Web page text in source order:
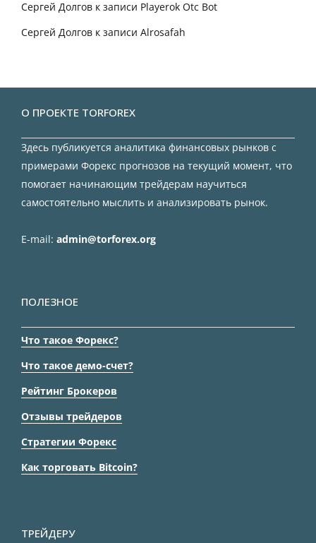
Сергей Долгов к записи Playerok Otc Bot
Сергей Долгов к записи Alrosafah
О ПРОЕКТЕ TORFOREX
Здесь публикуется аналитика финансовых рынков с
примерами Форекс прогнозов на текущий момент, что
помогает начинающим трейдерам научиться
самостоятельно мыслить и анализировать рынок.
E-mail: admin@torforex.org
ПОЛЕЗНОЕ
Что такое Форекс?
Что такое демо-счет?
Рейтинг Брокеров
Отзывы трейдеров
Стратегии Форекс
Как торговать Bitcoin?
ТРЕЙДЕРУ